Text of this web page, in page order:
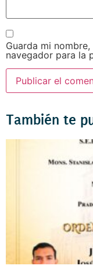
Guarda mi
navegador para la
También te